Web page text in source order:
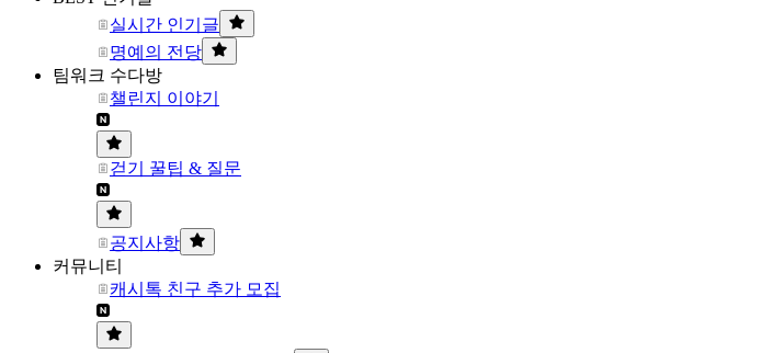
실시간 인기글
명예의 전당
팀워크 수다방
챌린지 이야기
걷기 꿀팁 & 질문
공지사항
커뮤니티
캐시톡 친구 추가 모집